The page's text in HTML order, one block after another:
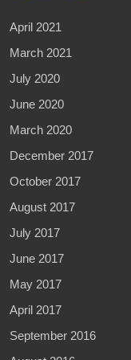
April 2021
March 2021
July 2020
June 2020
March 2020
December 2017
October 2017
August 2017
July 2017
June 2017
May 2017
April 2017
September 2016